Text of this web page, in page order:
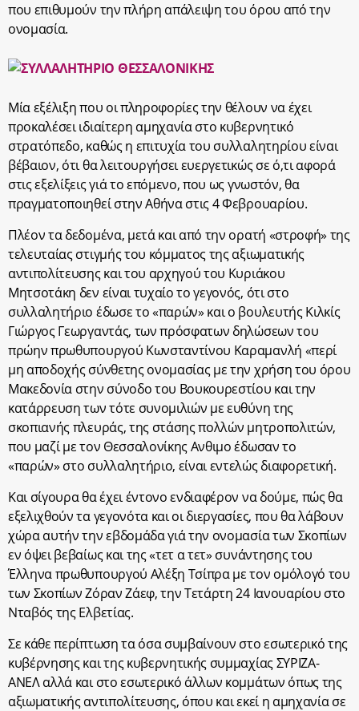
που επιθυμούν την πλήρη απάλειψη του όρου από την
ονομασία.
Μία εξέλιξη που οι πληροφορίες την θέλουν να έχει
προκαλέσει ιδιαίτερη αμηχανία στο κυβερνητικό
στρατόπεδο, καθώς η επιτυχία του συλλαλητηρίου είναι
βέβαιον, ότι θα λειτουργήσει ευεργετικώς σε ό,τι αφορά
στις εξελίξεις γιά το επόμενο, που ως γνωστόν, θα
πραγματοποιηθεί στην Αθήνα στις 4 Φεβρουαρίου.
Πλέον τα δεδομένα, μετά και από την ορατή «στροφή» της
τελευταίας στιγμής του κόμματος της αξιωματικής
αντιπολίτευσης και του αρχηγού του Κυριάκου
Μητσοτάκη δεν είναι τυχαίο το γεγονός, ότι στο
συλλαλητήριο έδωσε το «παρών» και ο βουλευτής Κιλκίς
Γιώργος Γεωργαντάς, των πρόσφατων δηλώσεων του
πρώην πρωθυπουργού Κωνσταντίνου Καραμανλή «περί
μη αποδοχής σύνθετης ονομασίας με την χρήση του όρου
Μακεδονία στην σύνοδο του Βουκουρεστίου και την
κατάρρευση των τότε συνομιλιών με ευθύνη της
σκοπιανής πλευράς, της στάσης πολλών μητροπολιτών,
που μαζί με τον Θεσσαλονίκης Ανθιμο έδωσαν το
«παρών» στο συλλαλητήριο, είναι εντελώς διαφορετική.
Και σίγουρα θα έχει έντονο ενδιαφέρον να δούμε, πώς θα
εξελιχθούν τα γεγονότα και οι διεργασίες, που θα λάβουν
χώρα αυτήν την εβδομάδα γιά την ονομασία των Σκοπίων
εν όψει βεβαίως και της «τετ α τετ» συνάντησης του
Έλληνα πρωθυπουργού Αλέξη Τσίπρα με τον ομόλογό του
των Σκοπίων Ζόραν Ζάεφ, την Τετάρτη 24 Ιανουαρίου στο
Νταβός της Ελβετίας.
Σε κάθε περίπτωση τα όσα συμβαίνουν στο εσωτερικό της
κυβέρνησης και της κυβερνητικής συμμαχίας ΣΥΡΙΖΑ-
ΑΝΕΛ αλλά και στο εσωτερικό άλλων κομμάτων όπως της
αξιωματικής αντιπολίτευσης, όπου και εκεί η αμηχανία σε